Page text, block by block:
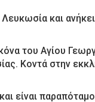
και
του Αγίου
Κοντά στην
είναι